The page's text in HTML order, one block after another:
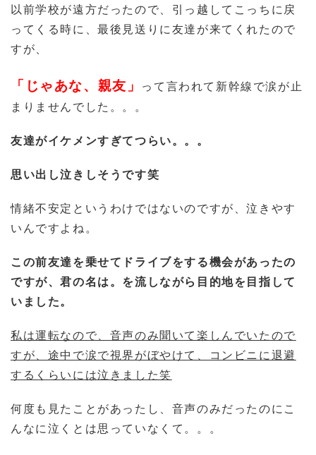
以前学校が遠方だったので、引っ越してこっちに戻
ってくる時に、最後見送りに友達が来てくれたので
すが、
「じゃあな、親友」 って言われて新幹線で涙が止
まりませんでした。。。
友達がイケメンすぎてつらい。。。
思い出し泣きしそうです笑
情緒不安定というわけではないのですが、泣きやす
いんですよね。
この前友達を乗せてドライブをする機会があったの
ですが、君の名は。を流しながら目的地を目指して
いました。
私は運転なので、音声のみ聞いて楽しんでいたので
すが、途中で涙で視界がぼやけて、コンビニに退避
するくらいには泣きました笑
何度も見たことがあったし、音声のみだったのにこ
んなに泣くとは思っていなくて。。。